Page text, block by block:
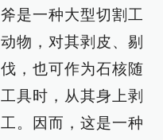
是一种大型切割工
物，对其剥皮、剔
，也可作为石核随
具时，从其身上剥
。因而，这是一种